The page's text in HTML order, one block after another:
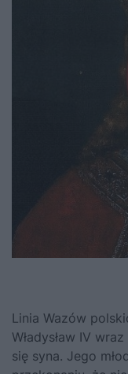
Linia Wazów
Władysław IV
się syna. Jego